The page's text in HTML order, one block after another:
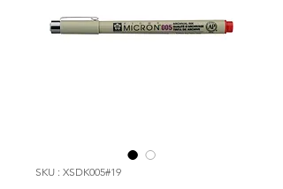
SKU : XSDK005#19